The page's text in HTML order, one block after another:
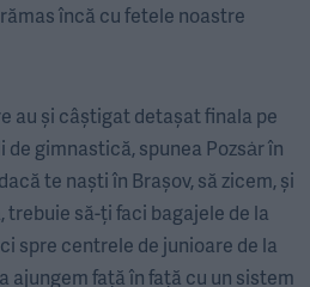
încă cu fetele noastre
au și câștigat detașat finala pe
de gimnastică, spunea Pozsȧr în
te naști în Brașov, să zicem, și
să-ți faci bagajele de la
spre centrele de junioare de la
ajungem față în față cu un sistem